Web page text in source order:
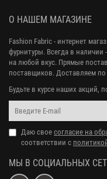
О НАШЕМ МАГАЗИНЕ
Fashion Fabric - интернет
фурнитуры. Всегда в
на любой вкус. Прямые
поставщиков. Доставляем
Будьте в курсе наших акций,
Даю свое согласие на
соответствии с
МЫ В СОЦИАЛЬНЫХ